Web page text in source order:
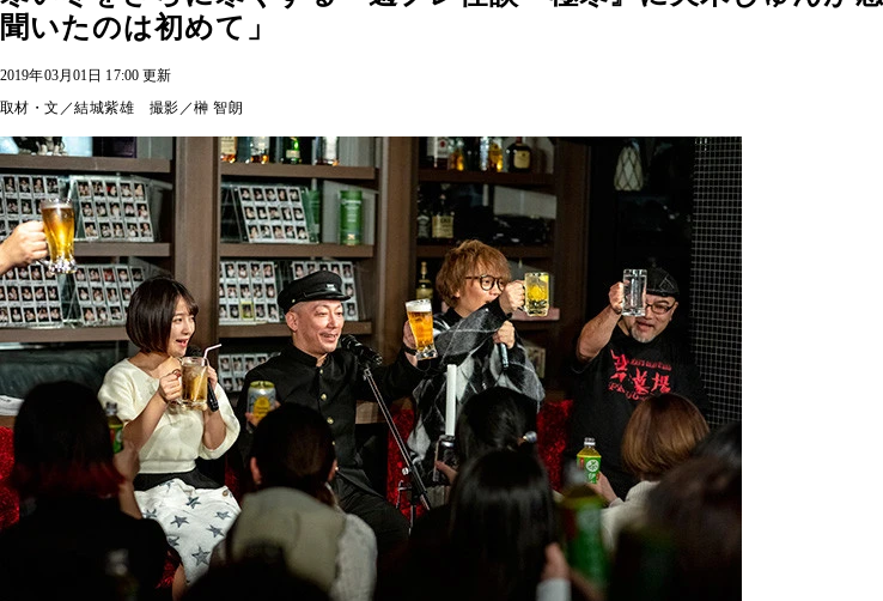
聞いたのは初めて」
2019年03月01日 17:00 更新
取材・文／結城紫雄 撮影／榊 智朗